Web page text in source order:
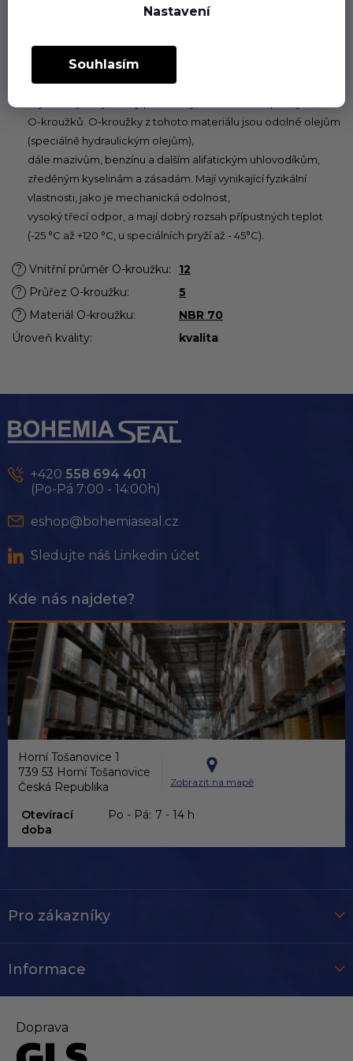
Nastavení
Souhlasím
zvoleném materiálu plní dlouhodobě svou funkci jak při
povolených pro příslušný pryžový materiál.
Butadien-akrylonitrilový kaučuk (NBR)
O-kroužků. O-kroužky z tohoto materiálu jsou odolné olejům
(speciálně hydraulickým olejům),
dále mazivům, benzínu a dalším alifatickým uhlovodíkům,
zředěným kyselinám a zásadám. Mají vynikající fyzikální
vlastnosti, jako je mechanická odolnost,
vysoký třecí odpor, a mají dobrý rozsah přípustných teplot
(-25 °C až +120 °C, u speciálních pryží až - 45°C).
? Vnitřní průměr O-kroužku:
12
?
Průřez O-kroužku:
5
?
Materiál O-kroužku:
NBR 70
Úroveň kvality: kvalita
p
+420 558 694 401
(Po-Pá 7:00 - 14:00h)
eshop@bohemiaseal.cz
Sledujte náš Linkedin účet
Pro zákazníky
Informace
Kde nás najdete?
Horní Tošanovice 1
739 53 Horní Tošanovice
Česká Republika
Zobrazit na mapě
Otevírací
doba
Po - Pá: 7 - 14 h
Doprava